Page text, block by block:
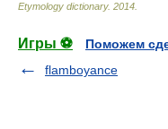
Etymology dictionary. 2014
Игры ⚽
Поможем
flamboyance